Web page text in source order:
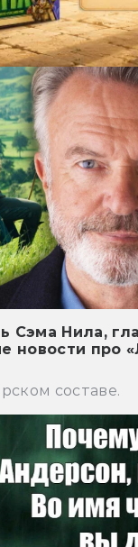
Сэма Нила,
новости про
составе.